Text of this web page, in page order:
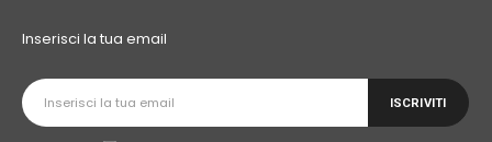
Inserisci la tua email